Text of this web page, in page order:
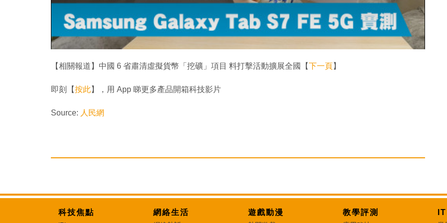
【相關報道】中國 6 省肅清虛擬貨幣「挖礦」項目 料打擊活動擴展全國【下一頁】
即刻【按此】，用 App 睇更多產品開箱科技影片
Source: 人民網
科技焦點 網絡生活 遊戲動漫 教學評測